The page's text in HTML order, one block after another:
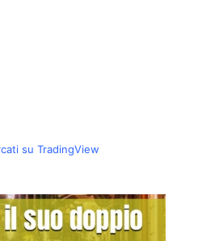
su TradingView